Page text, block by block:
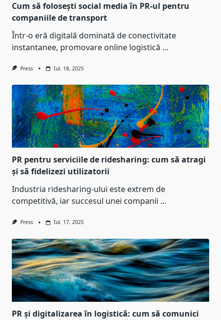
Cum să folosești social media în PR-ul pentru
companiile de transport
Într-o eră digitală dominată de conectivitate
instantanee, promovare online logistică ...
Press Iul. 18, 2025
PR pentru serviciile de ridesharing: cum să atragi
și să fidelizezi utilizatorii
Industria ridesharing-ului este extrem de
competitivă, iar succesul unei companii ...
Press Iul. 17, 2025
PR și digitalizarea în logistică: cum să comunici